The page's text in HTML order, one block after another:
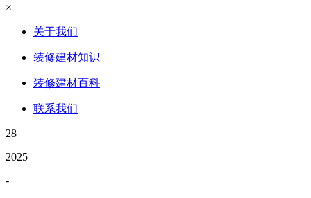
×
关于我们
装修建材知识
装修建材百科
联系我们
28
2025
-